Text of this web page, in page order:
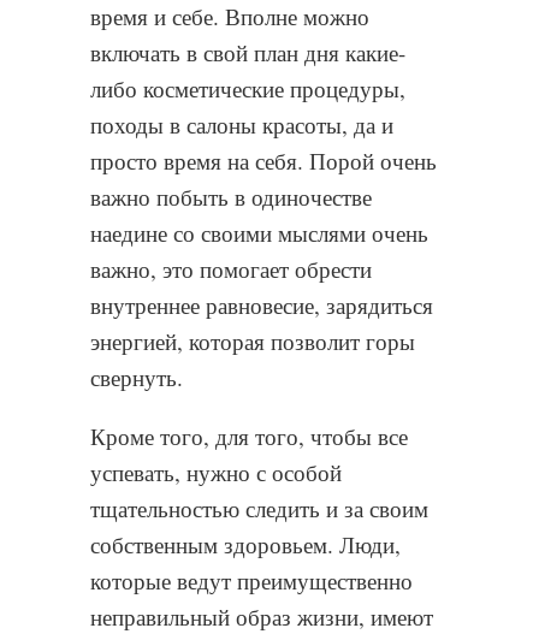
время и себе. Вполне можно
включать в свой план дня какие-
либо косметические процедуры,
походы в салоны красоты, да и
просто время на себя. Порой очень
важно побыть в одиночестве
наедине со своими мыслями очень
важно, это помогает обрести
внутреннее равновесие, зарядиться
энергией, которая позволит горы
свернуть.
Кроме того, для того, чтобы все
успевать, нужно с особой
тщательностью следить и за своим
собственным здоровьем. Люди,
которые ведут преимущественно
неправильный образ жизни, имеют